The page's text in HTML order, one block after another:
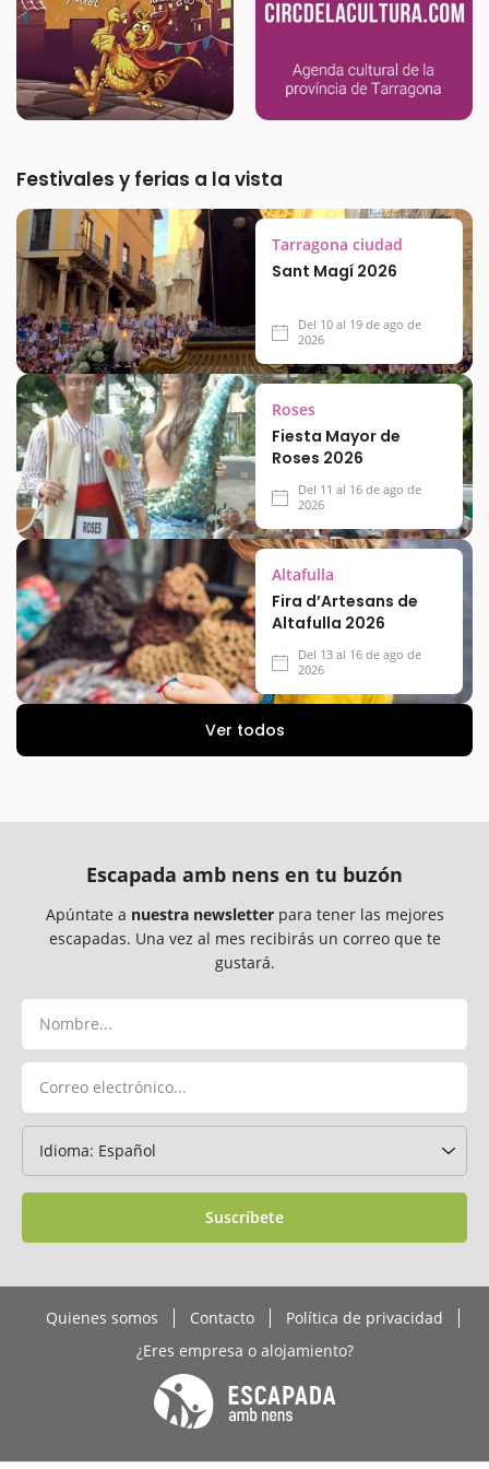
Festivales y ferias a la vista
Tarragona ciudad
Sant Magí 2026
Del 10 al 19 de ago de
2026
Roses
Fiesta Mayor de
Roses 2026
Del 11 al 16 de ago de
2026
Altafulla
Fira d’Artesans de
Altafulla 2026
Del 13 al 16 de ago de
2026
Ver todos
Escapada amb nens en tu buzón
Apúntate a nuestra newsletterpara tener las mejores
escapadas. Una vez al mes recibirás un correo que te
gustará.
Suscríbete
Quienes somos Contacto
Política de privacidad
¿Eres empresa o alojamiento?